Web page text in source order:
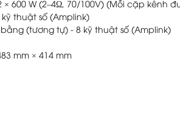
× 600 W (2–4Ω, 70/100V) (Mỗi cặp kênh
thuật số (Amplink)
(tương tự) - 8 kỹ thuật số (Amplink)
mm × 414 mm